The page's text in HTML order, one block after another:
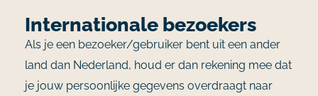
Internationale bezoekers
Als je een bezoeker/gebruiker bent uit een ander
land dan Nederland, houd er dan rekening mee dat
je jouw persoonlijke gegevens overdraagt naar